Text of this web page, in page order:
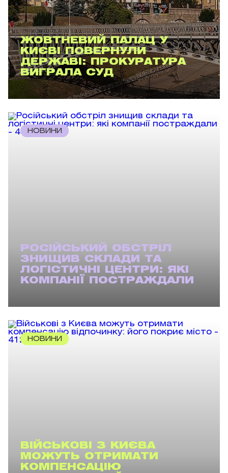
ЖОВТНЕВИЙ ПАЛАЦ У
КИЄВІ ПОВЕРНУЛИ
ДЕРЖАВІ: ПРОКУРАТУРА
ВИГРАЛА СУД
НОВИНИ
РОСІЙСЬКИЙ ОБСТРІЛ
ЗНИЩИВ СКЛАДИ ТА
ЛОГІСТИЧНІ ЦЕНТРИ: ЯКІ
КОМПАНІЇ ПОСТРАЖДАЛИ
НОВИНИ
ВІЙСЬКОВІ З КИЄВА
МОЖУТЬ ОТРИМАТИ
КОМПЕНСАЦІЮ